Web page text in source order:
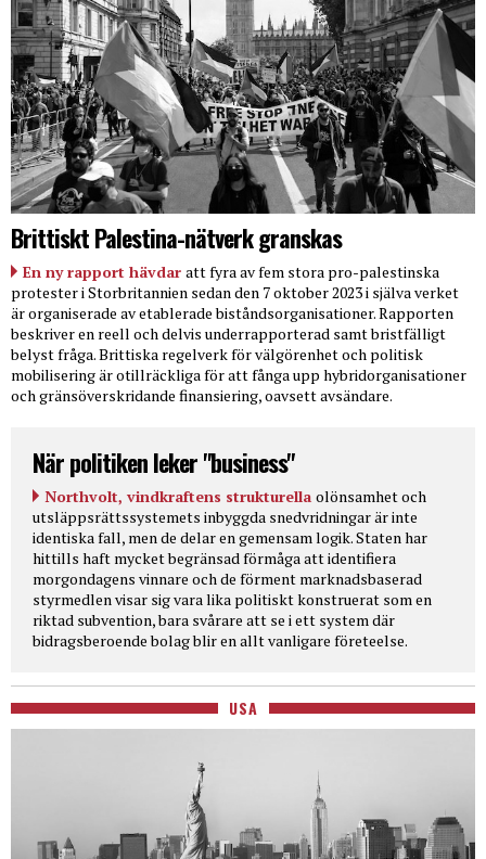
Brittiskt Palestina-nätverk granskas
En ny rapport hävdar att fyra av fem stora pro-palestinska
protester i Storbritannien sedan den 7 oktober 2023 i själva verket
är organiserade av etablerade biståndsorganisationer. Rapporten
beskriver en reell och delvis underrapporterad samt bristfälligt
belyst fråga. Brittiska regelverk för välgörenhet och politisk
mobilisering är otillräckliga för att fånga upp hybridorganisationer
och gränsöverskridande finansiering, oavsett avsändare.
När politiken leker "business"
Northvolt, vindkraftens strukturella olönsamhet och
utsläppsrättssystemets inbyggda snedvridningar är inte
identiska fall, men de delar en gemensam logik. Staten har
hittills haft mycket begränsad förmåga att identifiera
morgondagens vinnare och de förment marknadsbaserad
styrmedlen visar sig vara lika politiskt konstruerat som en
riktad subvention, bara svårare att se i ett system där
bidragsberoende bolag blir en allt vanligare företeelse.
USA